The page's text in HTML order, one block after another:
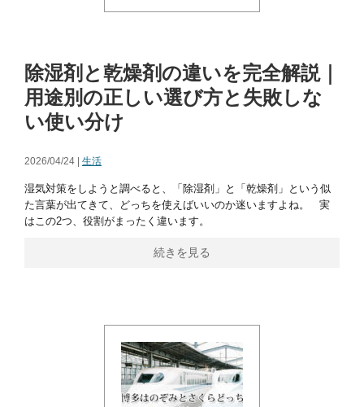
除湿剤と乾燥剤の違いを完全解説｜
用途別の正しい選び方と失敗しな
い使い分け
2026/04/24 | 生活
湿気対策をしようと調べると、「除湿剤」と「乾燥剤」という似
た言葉が出てきて、どっちを使えばいいのか迷いますよね。 実
はこの2つ、役割がまったく違います。
続きを見る